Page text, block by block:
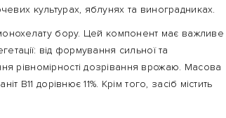
культурах, яблунях та виноградниках.
бору. Цей компонент має важливе
від формування сильної та
рівномірності дозрівання врожаю. Масова
B11 дорівнює 11%. Крім того, засіб містить